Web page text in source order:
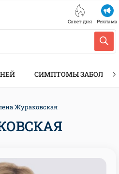
Совет дня Реклама
СИМПТОМЫ
Жураковская